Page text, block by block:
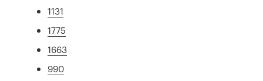
1131
1775
1663
990